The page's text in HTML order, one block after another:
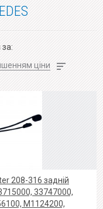
ціни
208-316 задній
33747000,
M1124200,